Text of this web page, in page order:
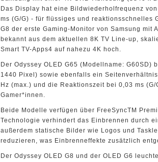
Das Display hat eine Bildwiederholfrequenz
ms (G/G) - für flüssiges und reaktionsschnelles
G8 der erste Gaming-Monitor von Samsung mit
bekannt aus dem aktuellen 8K TV Line-up,
Smart TV-Apps4 auf nahezu 4K hoch.
Der Odyssey OLED G65 (Modellname:
1440 Pixel) sowie ebenfalls ein
Hz (max.) und die Reaktionszeit bei 0,03 ms
Gamer*innen.
Beide Modelle verfügen über FreeSyncTM
Technologie verhindert das Einbrennen durch
außerdem statische Bilder wie Logos und
reduzieren, was Einbrenneffekte zusätzlich
Der Odyssey OLED G8 und der OLED G6